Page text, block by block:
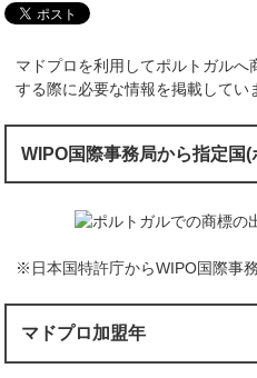
マドプロを利用してポルトガル
する際に必要な情報を掲載してい
WIPO国際事務局から指定国
※日本国特許庁からWIPO国際事
マドプロ加盟年